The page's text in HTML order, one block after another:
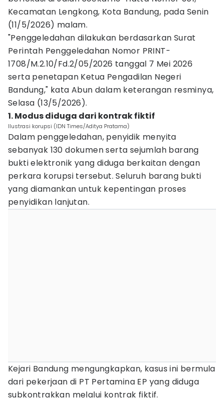
Kecamatan Lengkong, Kota Bandung, pada Senin
(11/5/2026) malam.
"Penggeledahan dilakukan berdasarkan Surat
Perintah Penggeledahan Nomor PRINT-
1708/M.2.10/Fd.2/05/2026 tanggal 7 Mei 2026
serta penetapan Ketua Pengadilan Negeri
Bandung," kata Abun dalam keterangan resminya,
Selasa (13/5/2026).
1. Modus diduga dari kontrak fiktif
Ilustrasi korupsi (IDN Times/Aditya Pratama)
Dalam penggeledahan, penyidik menyita
sebanyak 130 dokumen serta sejumlah barang
bukti elektronik yang diduga berkaitan dengan
perkara korupsi tersebut. Seluruh barang bukti
yang diamankan untuk kepentingan proses
penyidikan lanjutan.
Kejari Bandung mengungkapkan, kasus ini bermula
dari pekerjaan di PT Pertamina EP yang diduga
subkontrakkan melalui kontrak fiktif.